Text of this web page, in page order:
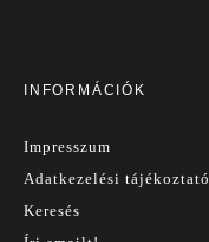
INFORMÁCIÓK
Impresszum
Adatkezelési tájékoztató
Keresés